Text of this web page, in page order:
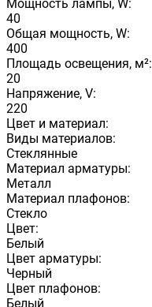
Мощность лампы, W:
40
Общая мощность, W:
400
Площадь освещения, м²:
20
Напряжение, V:
220
Цвет и материал:
Виды материалов:
Стеклянные
Материал арматуры:
Металл
Материал плафонов:
Стекло
Цвет:
Белый
Цвет арматуры:
Черный
Цвет плафонов:
Белый